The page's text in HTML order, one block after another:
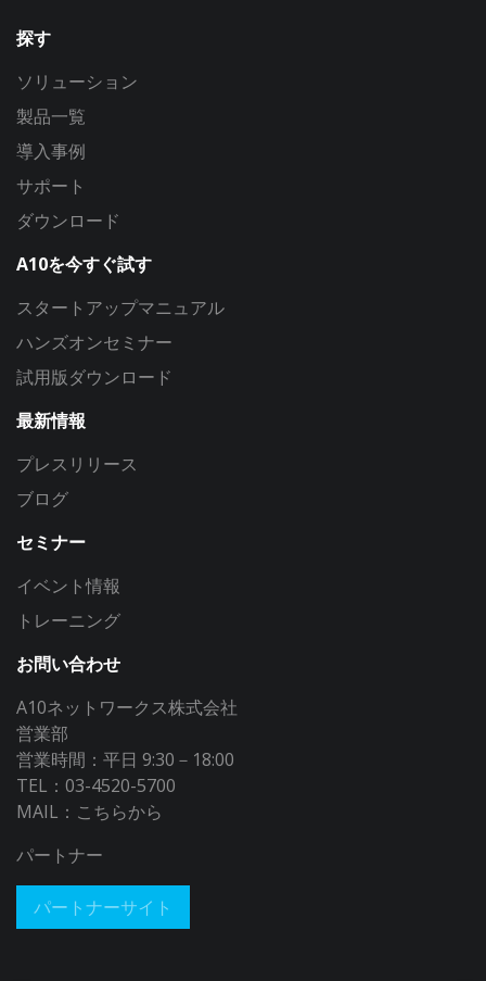
探す
ソリューション
製品一覧
導入事例
サポート
ダウンロード
A10を今すぐ試す
スタートアップマニュアル
ハンズオンセミナー
試用版ダウンロード
最新情報
プレスリリース
ブログ
セミナー
イベント情報
トレーニング
お問い合わせ
A10ネットワークス株式会社
営業部
営業時間：平日 9:30－18:00
TEL：03-4520-5700
MAIL： こちらから
パートナー
パートナーサイト